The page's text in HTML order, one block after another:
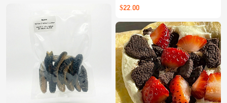
口感和风味，请在收到后尽快享用。
【每周一至周五，16:00截单，周二
至周六配送】
$22.00